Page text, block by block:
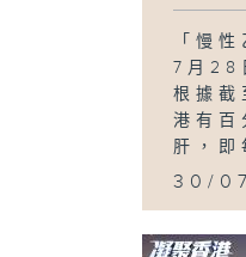
「慢
7月28
根據
港有百
肝，
30/